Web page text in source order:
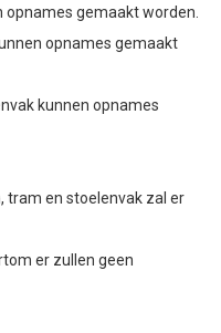
opnames gemaakt worden.
opnames gemaakt
kunnen opnames
tram en stoelenvak zal er
er zullen geen